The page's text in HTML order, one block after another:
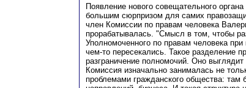
Появление нового совещательного
большим сюрпризом для самих
член Комиссии по правам человека
прорабатывалась. "Смысл в том, чтобы
Уполномоченного по правам человека
чем-то пересекались. Такое разделение
разграничение полномочий. Оно
Комиссия изначально занималась не
проблемами гражданского общества: там